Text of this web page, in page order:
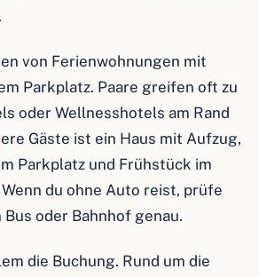
von Ferienwohnungen mit
Parkplatz. Paare greifen oft zu
oder Wellnesshotels am Rand
Gäste ist ein Haus mit Aufzug,
Parkplatz und Frühstück im
du ohne Auto reist, prüfe
oder Bahnhof genau.
die Buchung. Rund um die